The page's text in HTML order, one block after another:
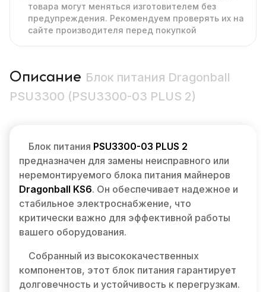
товара могут меняться изготовителем без
предупреждения. Рекомендуем проверять их на
сайте производителя перед покупкой
Описание Блок питания Dragonball
PSU3300 (PSU3300-03 PLUS 2)
Блок питания PSU3300-03 PLUS 2
предназначен для замены неисправного или
неремонтируемого блока питания майнеров
Dragonball KS6. Он обеспечивает надежное и
стабильное электроснабжение, что
критически важно для эффективной работы
вашего оборудования.
Собранный из высококачественных
компонентов, этот блок питания гарантирует
долговечность и устойчивость к перегрузкам.